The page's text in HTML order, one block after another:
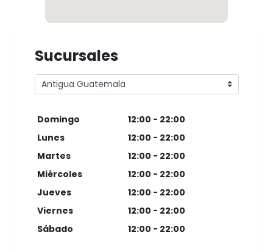
Sucursales
Domingo
12:00 - 22:00
Lunes
12:00 - 22:00
Martes
12:00 - 22:00
Miércoles
12:00 - 22:00
Jueves
12:00 - 22:00
Viernes
12:00 - 22:00
Sábado
12:00 - 22:00